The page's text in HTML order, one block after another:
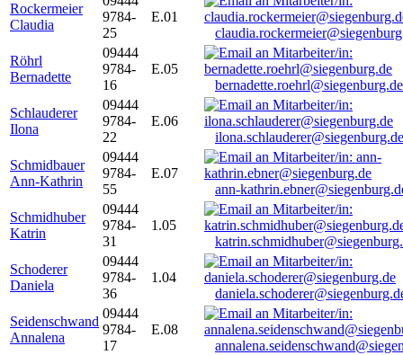
Rockermeier
Claudia
9784-
25
E.01
Röhrl
Bernadette
09444
9784-
16
E.05
bernadette.roehrl@siegenburg.de
Schlauderer
Ilona
09444
9784-
22
E.06
ilona.schlauderer@siegenburg.de
Schmidbauer
Ann-Kathrin
09444
9784-
55
E.07
ann-
Schmidhuber
Katrin
09444
9784-
31
1.05
Schoderer
Daniela
09444
9784-
36
1.04
Seidenschwand
Annalena
09444
9784-
17
E.08